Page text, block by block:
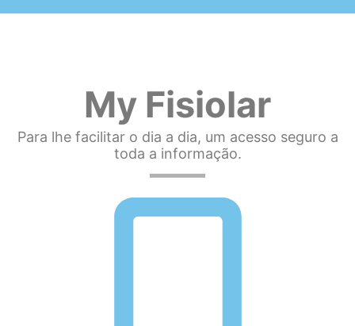
My Fisiolar
Para lhe facilitar o dia a dia, um acesso seguro a
toda a informação.